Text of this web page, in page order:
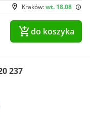
Kraków:wt. 18.08
do koszyka
237